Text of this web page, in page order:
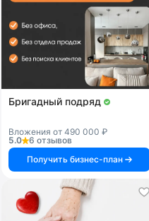
Бригадный подряд
Вложения от 490 000 ₽
5.0
6 отзывов
Получить бизнес-план